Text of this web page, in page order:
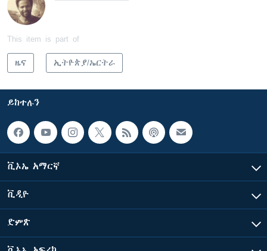
This item is part of
ዜና ኢትዮጵያ/ኤርትራ
ይከተሉን
ቪኦኤ አማርኛ
ቪዲዮ
ድምጽ